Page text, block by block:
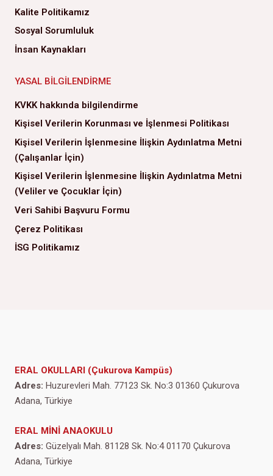
Kalite Politikamız
Sosyal Sorumluluk
İnsan Kaynakları
YASAL BILGILENDIRME
KVKK hakkında bilgilendirme
Kişisel Verilerin Korunması ve İşlenmesi Politikası
Kişisel Verilerin İşlenmesine İlişkin Aydınlatma Metni
(Çalışanlar İçin)
Kişisel Verilerin İşlenmesine İlişkin Aydınlatma Metni
(Veliler ve Çocuklar İçin)
Veri Sahibi Başvuru Formu
Çerez Politikası
İSG Politikamız
ERAL OKULLARI (Çukurova Kampüs)
Adres: Huzurevleri Mah. 77123 Sk. No:3 01360 Çukurova
Adana, Türkiye
ERAL MİNİ ANAOKULU
Adres: Güzelyalı Mah. 81128 Sk. No:4 01170 Çukurova
Adana, Türkiye